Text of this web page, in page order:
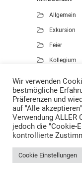
Allgemein
Exkursion
Feier
Kollegium
Musik
Projekte
Sport
Wir verwenden
bestmögliche
Präferenzen und
auf "Alle
Verwendung ALLER
jedoch die "Cookie-
kontrollierte
Cookie Einstellungen